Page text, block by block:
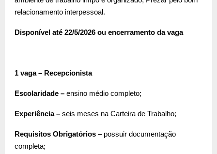
relacionamento interpessoal.
Disponível até 22/5/2026 ou encerramento da vaga
1 vaga – Recepcionista
Escolaridade – ensino médio completo;
Experiência – seis meses na Carteira de Trabalho;
Requisitos Obrigatórios – possuir documentação
completa;